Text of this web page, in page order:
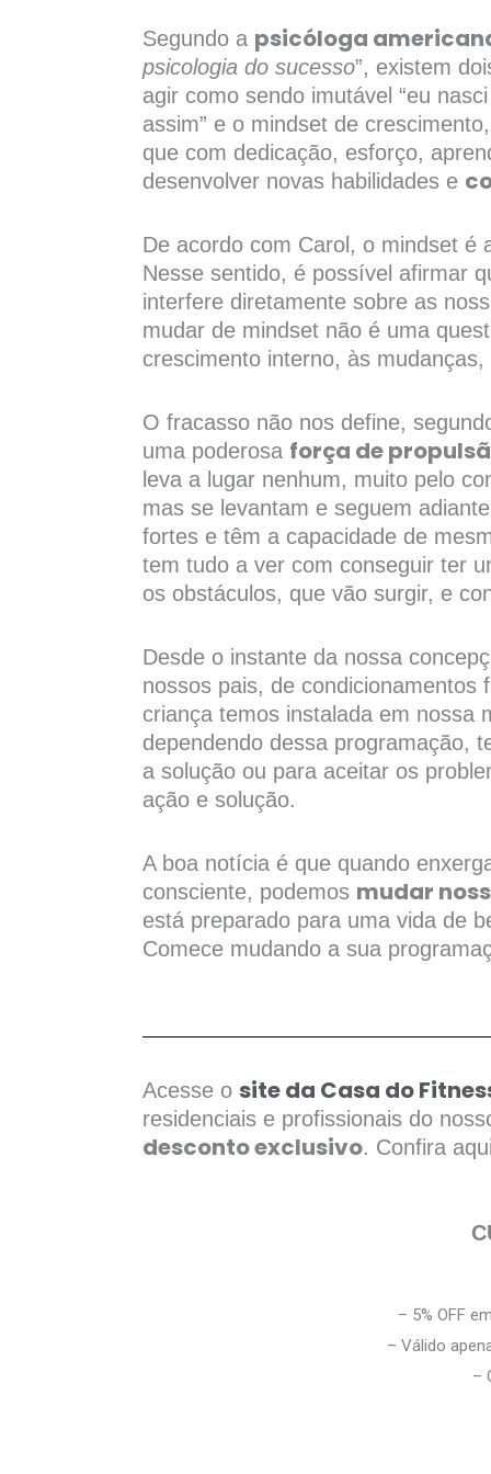
p
o
o
e
d
i
r
t
Segundo a psicóloga
psicologia do sucesso”, existem
agir como sendo imutável “eu
assim” e o mindset de
que com dedicação, esforço,
desenvolver novas habilidades e
De acordo com Carol, o mindset é
Nesse sentido, é possível afirmar
interfere diretamente sobre as
mudar de mindset não é uma
crescimento interno, às
O fracasso não nos define,
uma poderosa força de
leva a lugar nenhum, muito pelo
mas se levantam e seguem
fortes e têm a capacidade de
tem tudo a ver com conseguir ter
os obstáculos, que vão surgir, e
Desde o instante da nossa
nossos pais, de condicionamentos
criança temos instalada em nossa
dependendo dessa programação,
a solução ou para aceitar os
ação e solução.
A boa notícia é que quando
consciente, podemos mudar
está preparado para uma vida de
Comece mudando a sua
Acesse o site da Casa do
residenciais e profissionais do
desconto exclusivo. Confira
– 5% OFF
– Válido
–